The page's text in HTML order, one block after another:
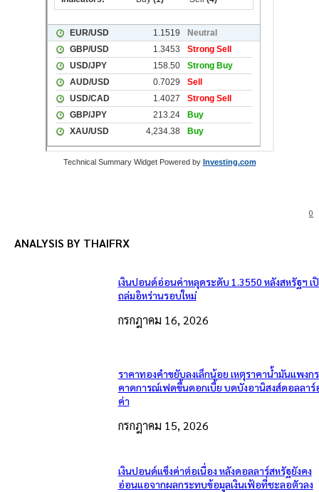
Technical Summary Widget Powered by Investing.com
0
ANALYSIS BY THAIFRX
เงินปอนด์อ่อนค่าหลุดระดับ 1.3550 หลังสหรัฐฯ เ
ถล่มอิหร่านรอบใหม่
กรกฎาคม 16, 2026
ราคาทองคำขยับลงเล็กน้อย เหตุราคาน้ำมันแพงก
คาดการณ์เฟดขึ้นดอกเบี้ย บดบังอานิสงส์ดอลลา
ค่า
กรกฎาคม 15, 2026
เงินปอนด์แข็งค่าต่อเนื่อง หลังดอลลาร์สหรัฐยังคง
อ่อนแอจากผลกระทบข้อมูลเงินเฟ้อที่ชะลอตัวลง